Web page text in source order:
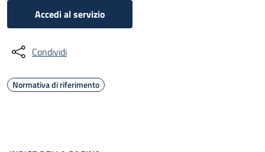
Accedi al servizio
Condividi
Normativa di riferimento